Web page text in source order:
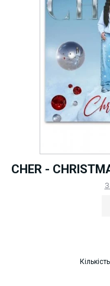
CHER -